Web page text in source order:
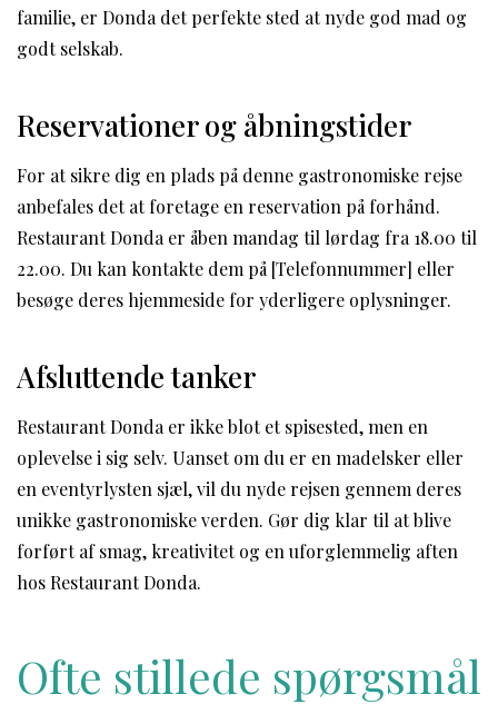
familie, er Donda det perfekte sted at nyde god mad og
godt selskab.
Reservationer og åbningstider
For at sikre dig en plads på denne gastronomiske rejse
anbefales det at foretage en reservation på forhånd.
Restaurant Donda er åben mandag til lørdag fra 18.00 til
22.00. Du kan kontakte dem på [Telefonnummer] eller
besøge deres hjemmeside for yderligere oplysninger.
Afsluttende tanker
Restaurant Donda er ikke blot et spisested, men en
oplevelse i sig selv. Uanset om du er en madelsker eller
en eventyrlysten sjæl, vil du nyde rejsen gennem deres
unikke gastronomiske verden. Gør dig klar til at blive
forført af smag, kreativitet og en uforglemmelig aften
hos Restaurant Donda.
Ofte stillede spørgsmål